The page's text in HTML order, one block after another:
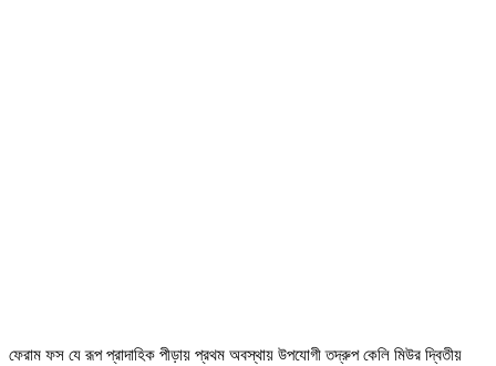
ফেরাম ফস যে রূপ প্রাদাহিক পীড়ায় প্রথম অবস্থায় উপযোগী তদ্রুপ কেলি মিউর দ্বিতীয়